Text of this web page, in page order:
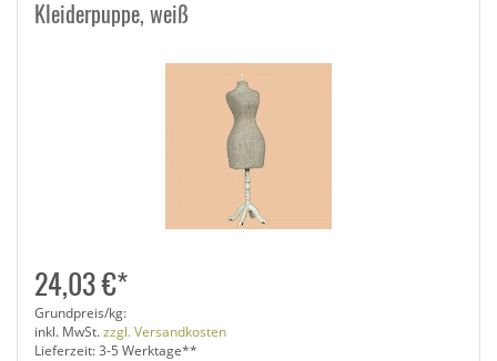
Kleiderpuppe, weiß
24,03 €*
Grundpreis/kg:
inkl. MwSt.zzgl. Versandkosten
Lieferzeit: 3-5 Werktage**